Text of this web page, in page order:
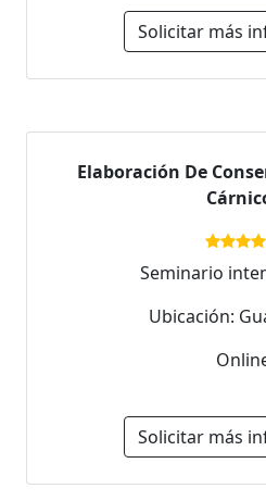
Solicitar más
Elaboración De
Seminario
Ubicación:
Solicitar más